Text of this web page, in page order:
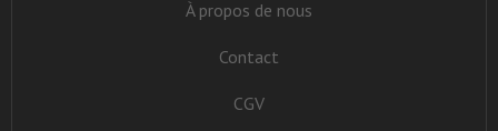
À propos de nous
Contact
CGV